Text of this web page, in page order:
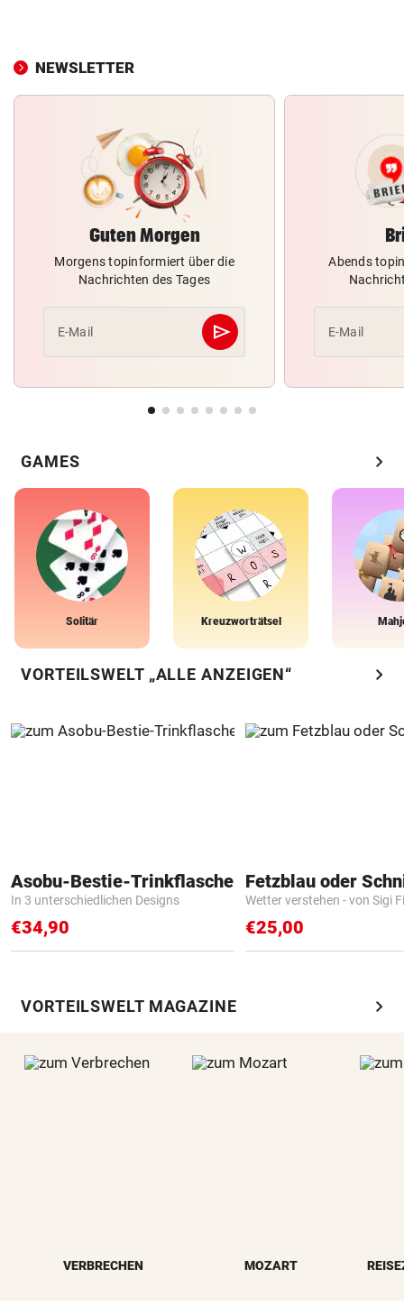
NEWSLETTER
Guten Morgen
Morgens topinformiert über die
Nachrichten des Tages
E-Mail send
Abschicken
Abends
E-Mail
GAMES chevron_right
Solitär Kreuzworträtsel
VORTEILSWELT „ALLE ANZEIGEN“ chevron_right
Asobu-Bestie-Trinkflasche
In 3 unterschiedlichen Designs
€34,90
Fetzblau oder
Wetter verstehen - von Sigi
€25,00
VORTEILSWELT MAGAZINE chevron_right
VERBRECHEN MOZART